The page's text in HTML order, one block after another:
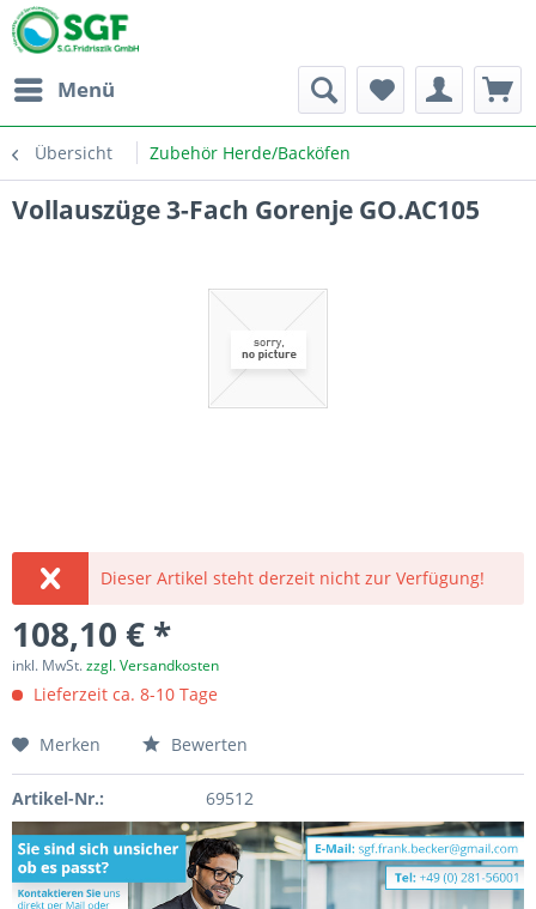
Menü
Übersicht Zubehör Herde/Backöfen
Vollauszüge 3-Fach Gorenje GO.AC105
Dieser Artikel steht derzeit nicht zur Verfügung!
108,10 € *
inkl. MwSt.zzgl. Versandkosten
Lieferzeit ca. 8-10 Tage
Merken Bewerten
Artikel-Nr.: 69512